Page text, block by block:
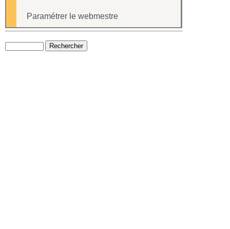
Paramétrer le webmestre